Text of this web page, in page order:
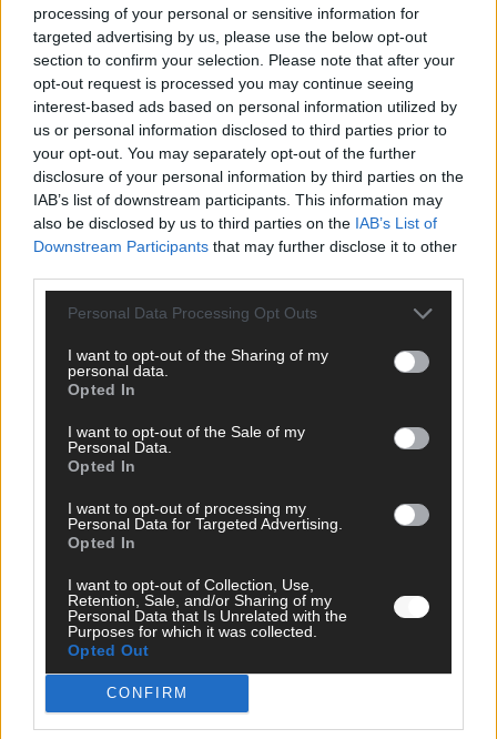
processing of your personal or sensitive information for
targeted advertising by us, please use the below opt-out
section to confirm your selection. Please note that after your
opt-out request is processed you may continue seeing
interest-based ads based on personal information utilized by
us or personal information disclosed to third parties prior to
your opt-out. You may separately opt-out of the further
disclosure of your personal information by third parties on the
IAB’s list of downstream participants. This information may
also be disclosed by us to third parties on the IAB’s List of
Downstream Participants that may further disclose it to other
Personal Data Processing Opt Outs
I want to opt-out of the Sharing of my
personal data.
Opted In
I want to opt-out of the Sale of my
Personal Data.
Opted In
I want to opt-out of processing my
Personal Data for Targeted Advertising.
Opted In
I want to opt-out of Collection, Use,
Retention, Sale, and/or Sharing of my
Personal Data that Is Unrelated with the
Purposes for which it was collected.
Opted Out
CONFIRM
Monaco, Sallys Café, Westernbrauerei – der
Europa-Park 2026 macht vieles neu
EXTRA
Juni 2026
DARA gewinnt verdient, Israel beunruhigend –
unser Kommentar zum ESC 2026
Mai 2026
ESC-Finale morgen: Finnland Favorit, Australien
aufgestiegen – alle 25 Acts im Kurzcheck
KOMMENTAR
JJ hat den Abend gerettet – der Rest des ESC-Halbfinales
war solide, aber kein Feuerwerk
Mai 2026
ESC-Halbfinale 2: Das sagen die Wettquoten – vier sicher,
sechs zittern, einer chancenlos!